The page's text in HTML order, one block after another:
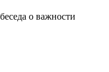
о важности